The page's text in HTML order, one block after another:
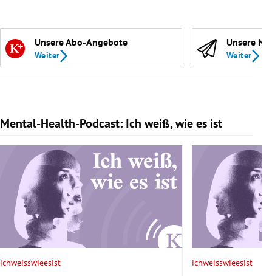
Unsere Abo-Angebote
Weiter
Unsere
Weiter
Mental-Health-Podcast: Ich weiß, wie es ist
Slide 1 von 7
ichweisswieesist ichweisswieesist